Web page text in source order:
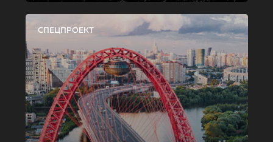
СПЕЦПРОЕКТ